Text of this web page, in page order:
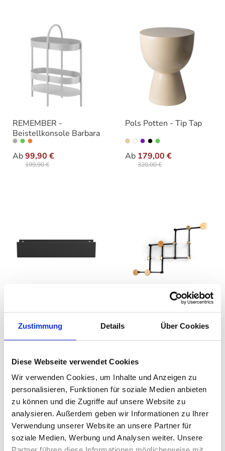
Zustimmung Details Über Cookies
Diese Webseite verwendet Cookies
Wir verwenden Cookies, um Inhalte und Anzeigen zu
personalisieren, Funktionen für soziale Medien anbieten
zu können und die Zugriffe auf unsere Website zu
analysieren. Außerdem geben wir Informationen zu Ihrer
Verwendung unserer Website an unsere Partner für
soziale Medien, Werbung und Analysen weiter. Unsere
REMEMBER -
Beistellkonsole Barbara
Ab99,90 €
199,90 €
Farbe
Pols Potten - Tip Tap
Ab 179,00 €
320,00 €
Varianten
Regal
Farbeauswählen
LoCa - Xtend
Garderobenleiste
Varianteauswählen